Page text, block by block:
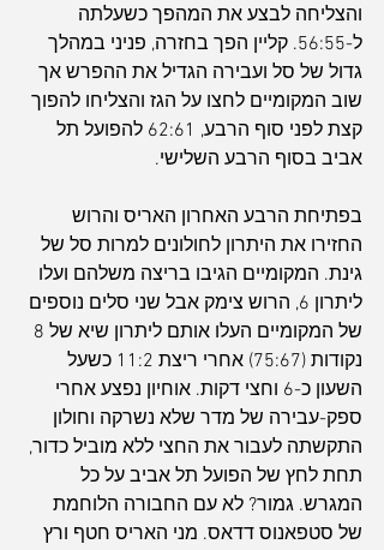
והצליחה לבצע את המהפך כשעלתה
ל-56:55. קליין הפך בחזרה, פניני במהלך
גדול של סל ועבירה הגדיל את ההפרש אך
שוב המקומיים לחצו על הגז והצליחו להפוך
קצת לפני סוף הרבע, 62:61 להפועל תל
אביב בסוף הרבע השלישי.
בפתיחת הרבע האחרון האריס והרוש
החזירו את היתרון לחולונים למרות סל של
גינת. המקומיים הגיבו בריצה משלהם ועלו
ליתרון 6, הרוש צימק אבל שני סלים נוספים
נקודות (75:67) אחרי ריצת 11:2 כשעל
השעון כ-6 וחצי דקות. אוחיון נפצע אחרי
ספק-עבירה של מדר שלא נשרקה וחולון
התקשתה לעבור את החצי ללא מוביל כדור,
תחת לחץ של הפועל תל אביב על כל
המגרש. גמור? לא עם החבורה הלוחמת
של סטפאנוס דדאס. מני האריס חטף ורץ